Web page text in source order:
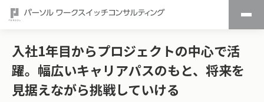
入社1年目からプロジェクトの中心で活
躍。幅広いキャリアパスのもと、将来を
見据えながら挑戦していける